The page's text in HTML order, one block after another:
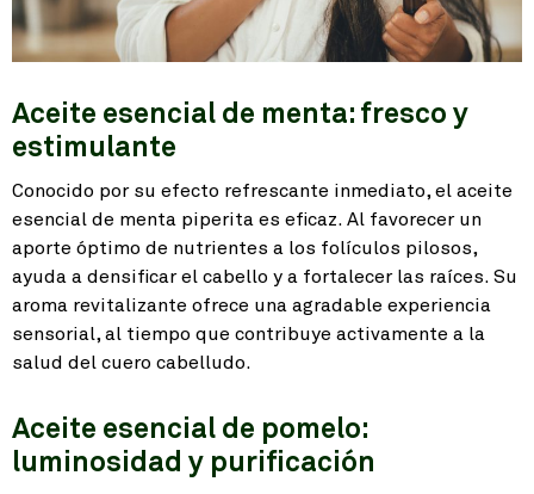
Aceite esencial de menta: fresco y
estimulante
Conocido por su efecto refrescante inmediato, el aceite
esencial de menta piperita es eficaz. Al favorecer un
aporte óptimo de nutrientes a los folículos pilosos,
ayuda a densificar el cabello y a fortalecer las raíces. Su
aroma revitalizante ofrece una agradable experiencia
sensorial, al tiempo que contribuye activamente a la
salud del cuero cabelludo.
Aceite esencial de pomelo:
luminosidad y purificación